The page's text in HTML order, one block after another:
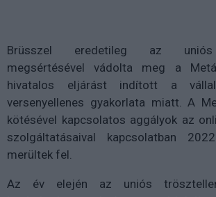
Brüsszel eredetileg az uniós
megsértésével vádolta meg a
hivatalos eljárást indított a
versenyellenes gyakorlata miatt. A
kötésével kapcsolatos aggályok az
szolgáltatásaival kapcsolatban
merültek fel.
Az év elején az uniós